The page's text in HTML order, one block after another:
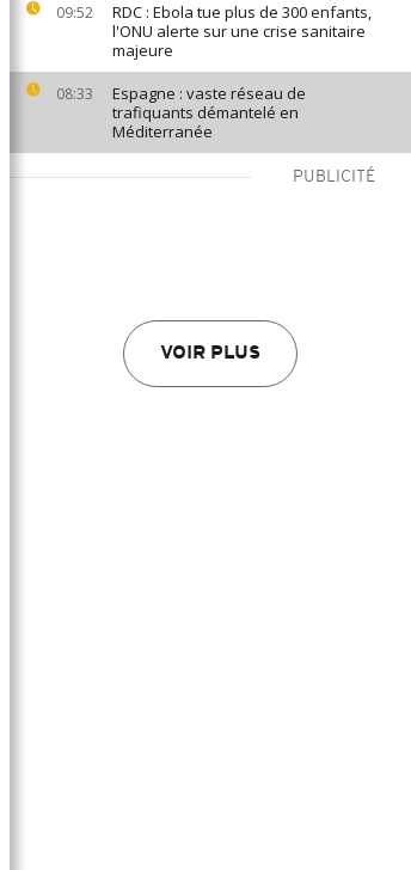
09:52
RDC : Ebola tue plus de 300 enfants,
l'ONU alerte sur une crise sanitaire
majeure
08:33
Espagne : vaste réseau de
trafiquants démantelé en
Méditerranée
PUBLICITÉ
VOIR PLUS